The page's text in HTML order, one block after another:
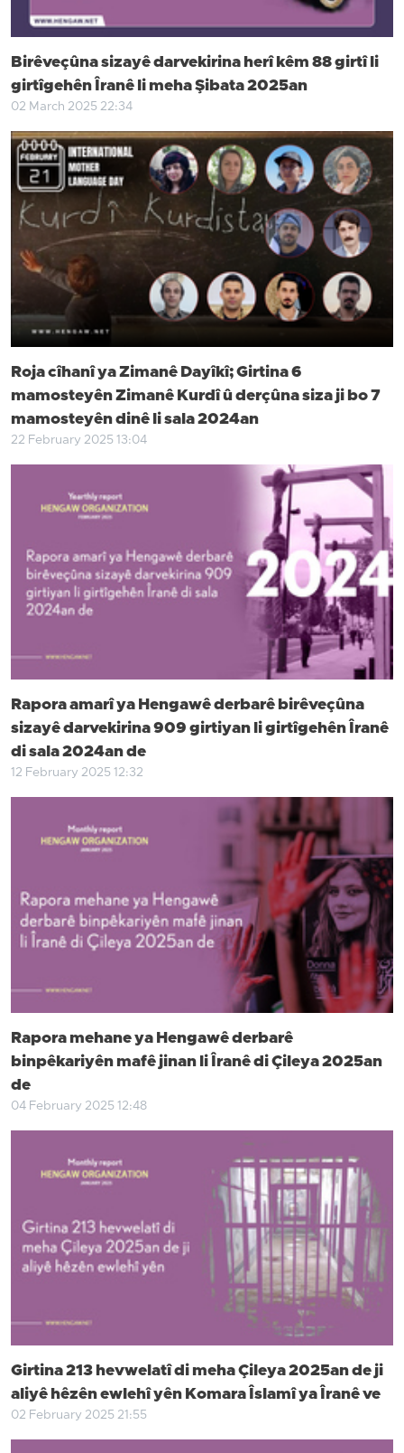
Birêveçûna sizayê darvekirina herî kêm 88 girtî li
girtîgehên Îranê li meha Şibata 2025an
02 March 2025 22:34
Roja cîhanî ya Zimanê Dayîkî; Girtina 6
mamosteyên Zimanê Kurdî û derçûna siza ji bo 7
mamosteyên dinê li sala 2024an
22 February 2025 13:04
Rapora amarî ya Hengawê derbarê birêveçûna
sizayê darvekirina 909 girtiyan li girtîgehên Îranê
di sala 2024an de
12 February 2025 12:32
Rapora mehane ya Hengawê derbarê
binpêkariyên mafê jinan li Îranê di Çileya 2025an
de
04 February 2025 12:48
Girtina 213 hevwelatî di meha Çileya 2025an de ji
aliyê hêzên ewlehî yên Komara Îslamî ya Îranê ve
02 February 2025 21:55